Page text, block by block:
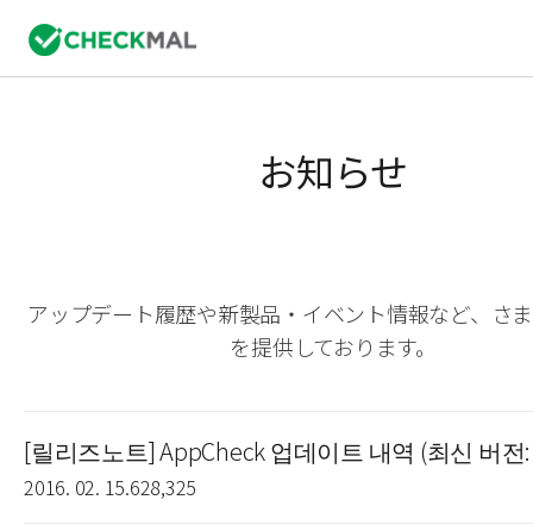
お知らせ
アップデート履歴や新製品・イベント情報など、さ
を提供しております。
[릴리즈노트] AppCheck 업데이트 내역 (최신 버전
2016. 02. 15.628,325